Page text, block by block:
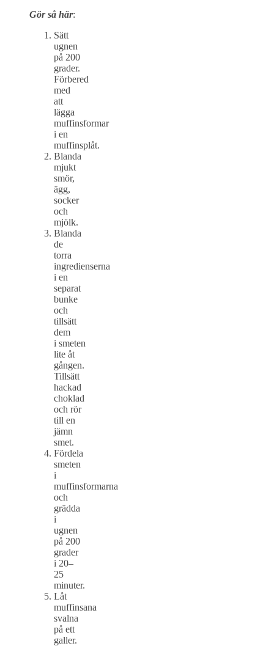
Gör så här:
Sätt
ugnen
på 200
grader.
Förbered
med
att
lägga
muffinsformar
i en
muffinsplåt.
Blanda
mjukt
smör,
ägg,
socker
och
mjölk.
Blanda
de
torra
ingredienserna
i en
separat
bunke
och
tillsätt
dem
i smeten
lite åt
gången.
Tillsätt
hackad
choklad
och rör
till en
jämn
smet.
Fördela
smeten
i
muffinsformarna
och
grädda
i
ugnen
på 200
grader
i 20–
25
minuter.
Låt
muffinsana
svalna
på ett
galler.